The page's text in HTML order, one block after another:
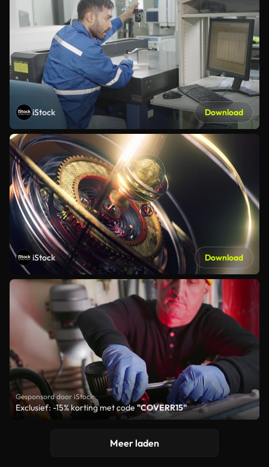
iStock Download
iStock Download
Gesponsord door iStock
Exclusief: -15% korting met code "COVERR15"
Meer laden